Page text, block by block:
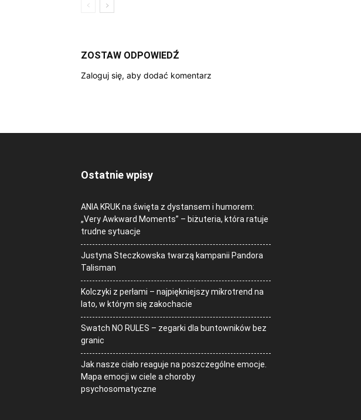
ZOSTAW ODPOWIEDŹ
Zaloguj się, aby dodać komentarz
Ostatnie wpisy
ANIA KRUK na święta z dystansem i humorem:
„Very Awkward Moments” – biżuteria, która ratuje
trudne sytuacje
Justyna Steczkowska twarzą kampanii Pandora
Talisman
Kolczyki z perłami – najpiękniejszy mikrotrend na
lato, w którym się zakochacie
Swatch NO RULES – zegarki dla buntowników bez
granic
Jak nasze ciało reaguje na poszczególne emocje.
Mapa emocji w ciele a choroby
psychosomatyczne